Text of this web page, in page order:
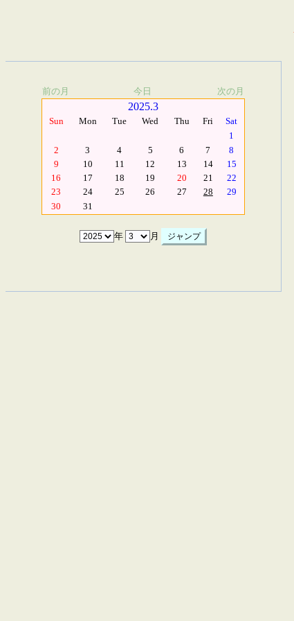
前の月 今日 次の月
2025.3
Sun Mon Tue Wed Thu Fri
Sat
1
2
3 4 5 6 7
8
9
10 11 12 13 14
15
16
17 18 19 20 21
22
23
24 25 26 27 28
29
30
31
年 月